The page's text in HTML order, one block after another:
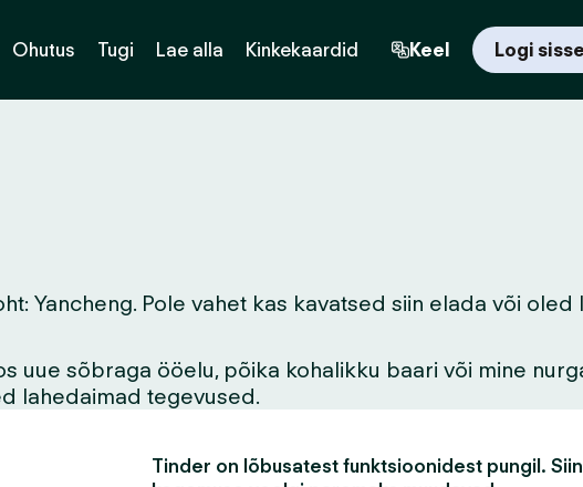
Ohutus Tugi Lae alla Kinkekaardid Keel Logi sisse
Yancheng. Pole vahet kas kavatsed siin elada või
uue sõbraga ööelu, põika kohalikku baari või mine
lahedaimad tegevused.
Tinder on lõbusatest funktsioonidest pungil.